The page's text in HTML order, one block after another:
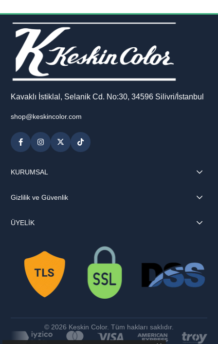
Kavaklı İstiklal, Selanik Cd. No:30, 34596 Silivri/İstanbul
shop@keskincolor.com
KURUMSAL
Gizlilik ve Güvenlik
ÜYELİK
© 2026 Keskin Color. Tüm hakları saklıdır.